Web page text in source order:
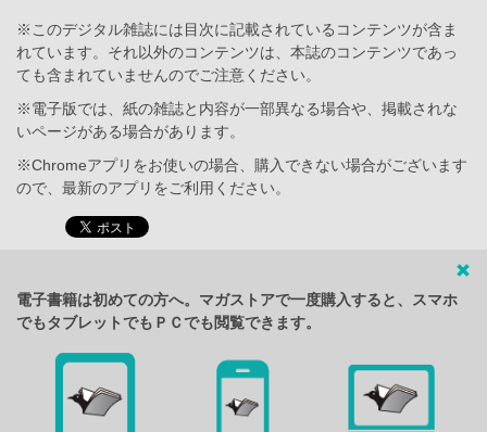
※このデジタル雑誌には目次に記載されているコンテンツが含ま
れています。それ以外のコンテンツは、本誌のコンテンツであっ
ても含まれていませんのでご注意ください。
※電子版では、紙の雑誌と内容が一部異なる場合や、掲載されな
いページがある場合があります。
※Chromeアプリをお使いの場合、購入できない場合がございます
ので、最新のアプリをご利用ください。
電子書籍は初めての方へ。マガストアで一度購入すると、スマホ
でもタブレットでもＰＣでも閲覧できます。